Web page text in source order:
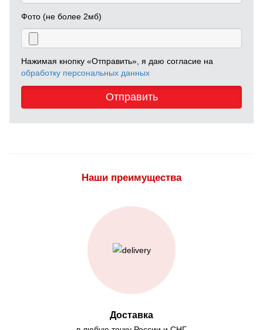
Фото (не более 2мб)
Нажимая кнопку «Отправить», я даю согласие на
обработку персональных данных
Отправить
Наши преимущества
Доставка